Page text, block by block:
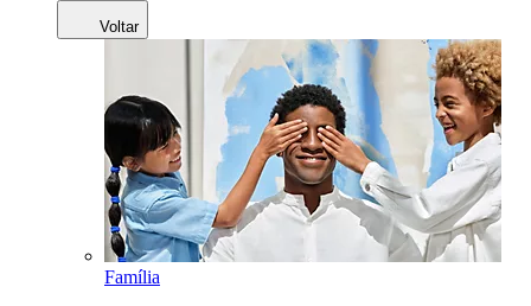
Voltar
Família